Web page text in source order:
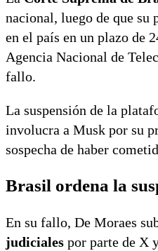
nacional, luego de que su
en el país en un plazo de
Agencia Nacional de
fallo.
La suspensión de la
involucra a Musk por su
sospecha de haber
Brasil ordena la
En su fallo, De Moraes
judiciales por parte de X